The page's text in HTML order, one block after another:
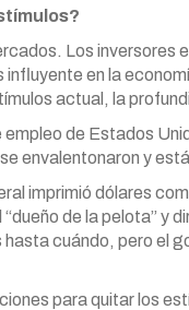
Los inversores
en la
actual, la
de Estados
envalentonaron y
imprimió dólares
de la pelota” y
cuándo, pero el
para quitar los